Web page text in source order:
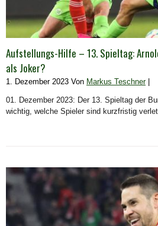
Aufstellungs-Hilfe – 13. Spieltag:
als Joker?
1. Dezember 2023 Von Markus Teschner|
01. Dezember 2023: Der 13. Spieltag der
wichtig, welche Spieler sind kurzfristig